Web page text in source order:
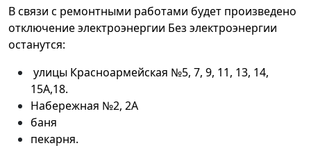
В связи с ремонтными работами будет произведено
отключение электроэнергии Без электроэнергии
останутся:
улицы Красноармейская №5, 7, 9, 11, 13, 14,
15А,18.
Набережная №2, 2А
баня
пекарня.